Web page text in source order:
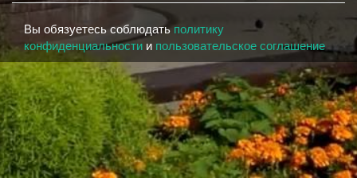
Вы обязуетесь соблюдатьполитику
конфиденциальности и пользовательское соглашение